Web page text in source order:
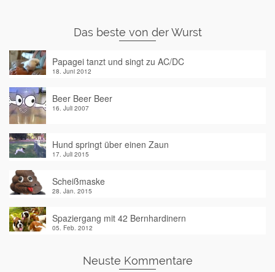
Das beste von der Wurst
Papagei tanzt und singt zu AC/DC
18. Juni 2012
Beer Beer Beer
16. Juli 2007
Hund springt über einen Zaun
17. Juli 2015
Scheißmaske
28. Jan. 2015
Spaziergang mit 42 Bernhardinern
05. Feb. 2012
Neuste Kommentare